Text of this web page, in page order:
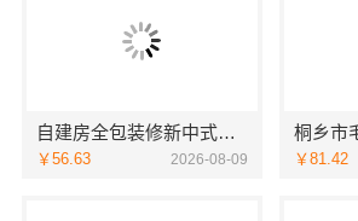
自建房全包装修新中式，中蓝建投（北京）建设有限公司武功分公司精工打造
￥56.63 2026-08-09 ￥81.42